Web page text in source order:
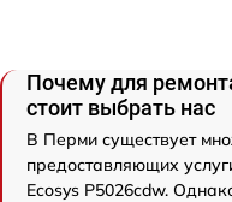
Почему для
стоит выбрать нас
В Перми существует
предоставляющих
Ecosys P5026cdw.